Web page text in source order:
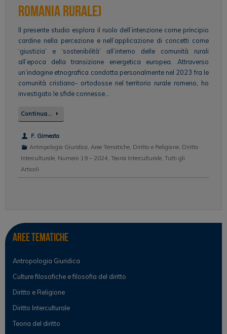
Romania rurale)
Il presente studio esplora il ruolo dell’intenzione come principio
cardine nella percezione e nell’applicazione di concetti come
‘giustizia’ e ‘sostenibilità’ all’interno delle comunità rurali
all’epoca della transizione energetica europea. Attraverso
un’indagine etnografica condotta personalmente nel 2023 fra le
comunità cristiano- ortodosse nel territorio rurale romeno, ho
investigato le sfide connesse…
Continua…
F. Girneata
Antropologia Giuridica, Aree Tematiche, Diritto e Religione, Diritto
Interculturale, Numero 19 – 2024, Teoria Interculturale, Tutti gli
Articoli
Aree tematiche
Antropologia Giuridica
Culture filosofiche e filosofia del diritto
Diritto e Religione
Diritto Interculturale
Teoria del diritto